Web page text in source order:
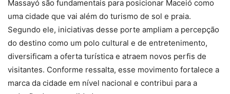
Massayó são fundamentais para posicionar Maceió como
uma cidade que vai além do turismo de sol e praia.
Segundo ele, iniciativas desse porte ampliam a percepção
do destino como um polo cultural e de entretenimento,
diversificam a oferta turística e atraem novos perfis de
visitantes. Conforme ressalta, esse movimento fortalece a
marca da cidade em nível nacional e contribui para a